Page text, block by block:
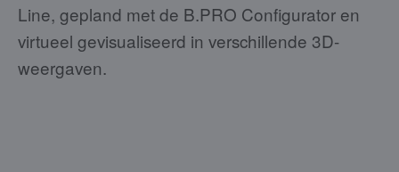
Line, gepland met de B.PRO Configurator en
virtueel gevisualiseerd in verschillende 3D-
weergaven.